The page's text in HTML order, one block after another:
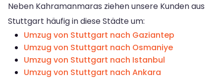
Neben Kahramanmaras ziehen unsere Kunden aus
Stuttgart häufig in diese Städte um:
Umzug von Stuttgart nach Gaziantep
Umzug von Stuttgart nach Osmaniye
Umzug von Stuttgart nach Istanbul
Umzug von Stuttgart nach Ankara